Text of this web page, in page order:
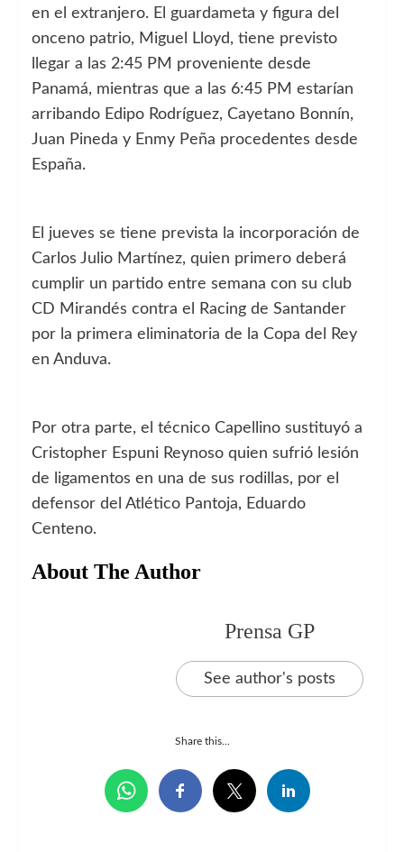
en el extranjero. El guardameta y figura del
onceno patrio, Miguel Lloyd, tiene previsto
llegar a las 2:45 PM proveniente desde
Panamá, mientras que a las 6:45 PM estarían
arribando Edipo Rodríguez, Cayetano Bonnín,
Juan Pineda y Enmy Peña procedentes desde
España.
El jueves se tiene prevista la incorporación de
Carlos Julio Martínez, quien primero deberá
cumplir un partido entre semana con su club
CD Mirandés contra el Racing de Santander
por la primera eliminatoria de la Copa del Rey
en Anduva.
Por otra parte, el técnico Capellino sustituyó a
Cristopher Espuni Reynoso quien sufrió lesión
de ligamentos en una de sus rodillas, por el
defensor del Atlético Pantoja, Eduardo
Centeno.
About The Author
Prensa GP
See author's posts
Share this...